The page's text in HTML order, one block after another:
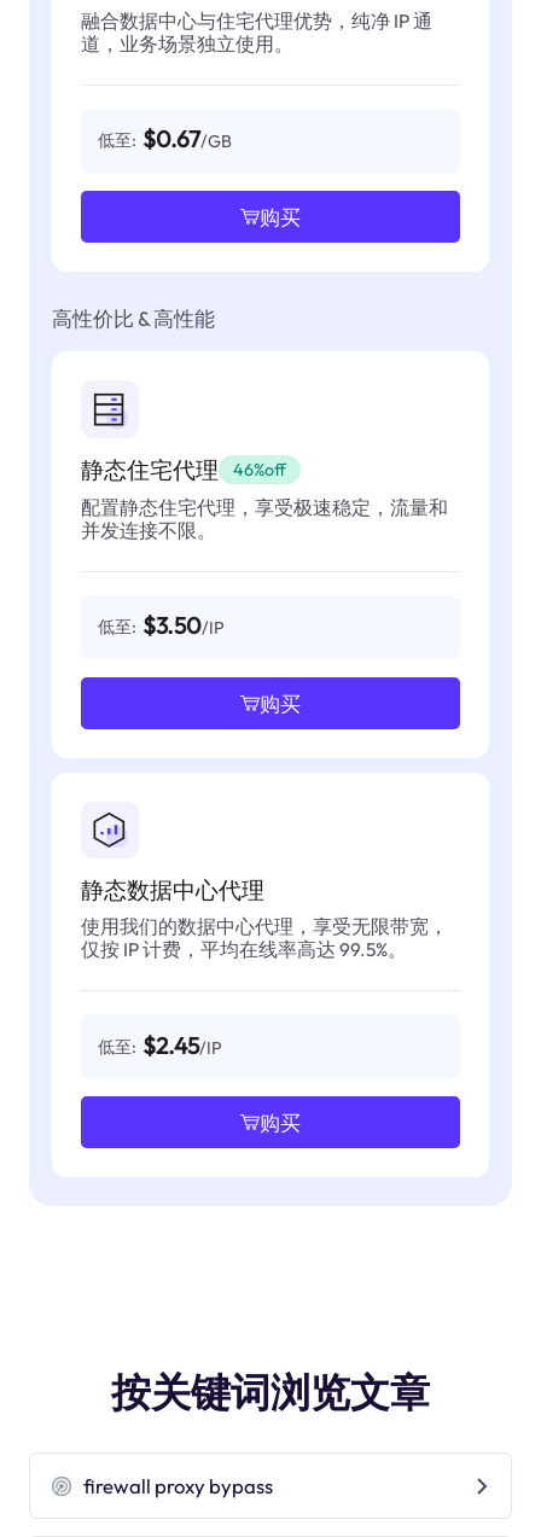
融合数据中心与住宅代理优势，纯净 IP 通
道，业务场景独立使用。
低至: $0.67/GB
购买
高性价比 & 高性能
静态住宅代理 46%off
配置静态住宅代理，享受极速稳定，流量和
并发连接不限。
低至: $3.50/IP
购买
静态数据中心代理
使用我们的数据中心代理，享受无限带宽，
仅按 IP 计费，平均在线率高达 99.5%。
低至: $2.45/IP
购买
按关键词浏览文章
firewall proxy bypass